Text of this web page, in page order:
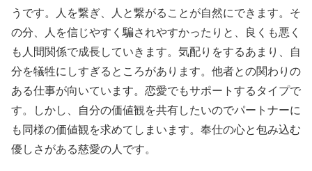
うです。人を繋ぎ、人と繋がることが自然にできます。そ
の分、人を信じやすく騙されやすかったりと、良くも悪く
も人間関係で成長していきます。気配りをするあまり、自
分を犠牲にしすぎるところがあります。他者との関わりの
ある仕事が向いています。恋愛でもサポートするタイプで
す。しかし、自分の価値観を共有したいのでパートナーに
も同様の価値観を求めてしまいます。奉仕の心と包み込む
優しさがある慈愛の人です。